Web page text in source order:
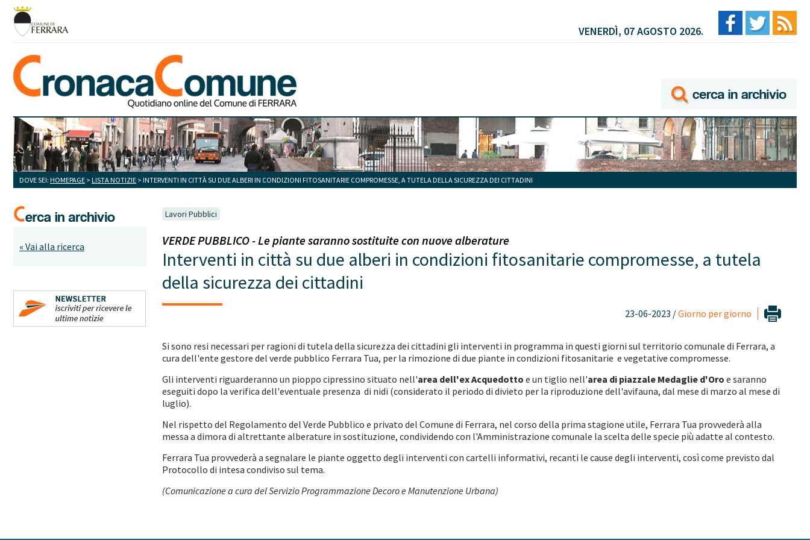
VENERDÌ, 07 AGOSTO 2026.
DOVE SEI: HOMEPAGE > LISTA NOTIZIE > INTERVENTI IN CITTÀ SU DUE ALBERI IN CONDIZIONI FITOSANITARIE COMPROMESSE, A TUTELA DELLA SICUREZZA DEI CITTADINI
« Vai alla ricerca
Lavori Pubblici
VERDE PUBBLICO - Le piante saranno sostituite con nuove alberature
Interventi in città su due alberi in condizioni fitosanitarie compromesse, a tutela
della sicurezza dei cittadini
23-06-2023 /Giorno per giorno
Si sono resi necessari per ragioni di tutela della sicurezza dei cittadini gli interventi in programma in questi giorni sul territorio comunale di Ferrara, a
cura dell'ente gestore del verde pubblico Ferrara Tua, per la rimozione di due piante in condizioni fitosanitarie e vegetative compromesse.
Gli interventi riguarderanno un pioppo cipressino situato nell'area dell'ex Acquedotto e un tiglio nell'area di piazzale Medaglie d'Oro e saranno
eseguiti dopo la verifica dell'eventuale presenza di nidi (considerato il periodo di divieto per la riproduzione dell'avifauna, dal mese di marzo al mese di
luglio).
Nel rispetto del Regolamento del Verde Pubblico e privato del Comune di Ferrara, nel corso della prima stagione utile, Ferrara Tua provvederà alla
messa a dimora di altrettante alberature in sostituzione, condividendo con l'Amministrazione comunale la scelta delle specie più adatte al contesto.
Ferrara Tua provvederà a segnalare le piante oggetto degli interventi con cartelli informativi, recanti le cause degli interventi, così come previsto dal
Protocollo di intesa condiviso sul tema.
(Comunicazione a cura del Servizio Programmazione Decoro e Manutenzione Urbana)